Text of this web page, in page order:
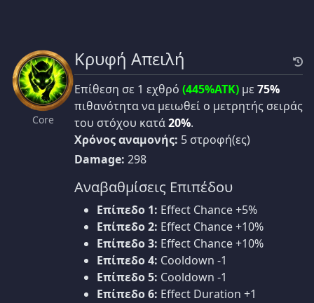
Core
Κρυφή Απειλή
Επίθεση σε 1 εχθρό (445%ATK) με 75%
πιθανότητα να μειωθεί ο μετρητής σειράς
του στόχου κατά20%.
Χρόνος αναμονής: 5 στροφή(ες)
Damage: 298
Αναβαθμίσεις Επιπέδου
Επίπεδο 1: Effect Chance +5%
Επίπεδο 2: Effect Chance +10%
Επίπεδο 3: Effect Chance +10%
Επίπεδο 4: Cooldown -1
Επίπεδο 5: Cooldown -1
Επίπεδο 6: Effect Duration +1